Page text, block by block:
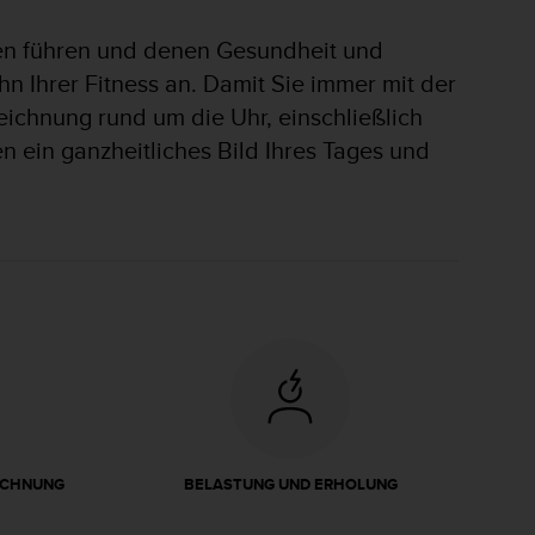
führen und denen Gesundheit und
Ihrer Fitness an. Damit Sie immer mit der
rund um die Uhr, einschließlich
ein ganzheitliches Bild Ihres Tages und
BELASTUNG UND ERHOLUNG